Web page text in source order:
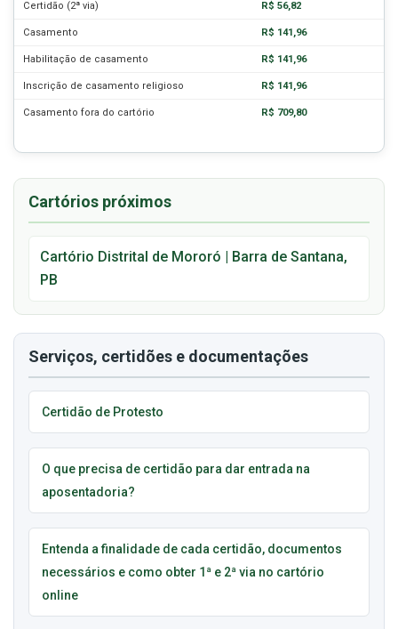
Certidão (2ª via) R$ 56,82
Casamento R$ 141,96
Habilitação de casamento R$ 141,96
Inscrição de casamento religioso R$ 141,96
Casamento fora do cartório R$ 709,80
Cartórios próximos
Cartório Distrital de Mororó | Barra de Santana,
PB
Serviços, certidões e documentações
Certidão de Protesto
O que precisa de certidão para dar entrada na
aposentadoria?
Entenda a finalidade de cada certidão, documentos
necessários e como obter 1ª e 2ª via no cartório
online